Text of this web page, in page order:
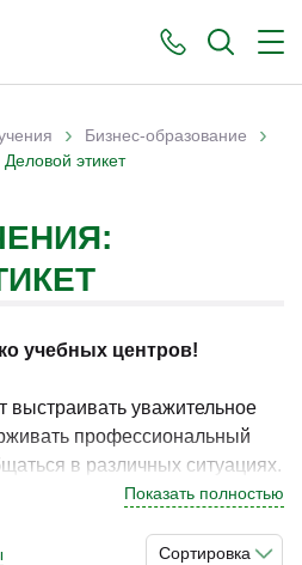
› Бизнес-образование ›
Деловой этикет
учебных центров!
выстраивать уважительное
профессиональный
в различных ситуациях.
по данному направлению
улучшить качество деловой
Показать полностью
Сортировка